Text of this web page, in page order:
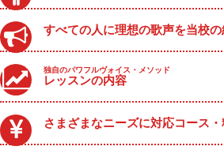
すべての人に理想の歌声を当校
独自のパワフルヴォイス・メソッド
レッスンの内容
さまざまなニーズに対応コース